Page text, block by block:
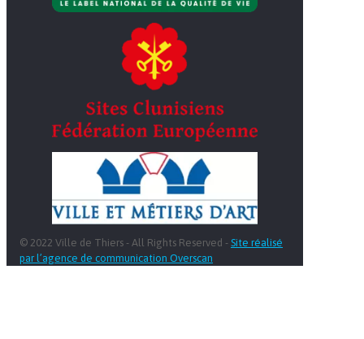
© 2022 Ville de Thiers - All Rights Reserved - Site réalisé
par l’agence de communication Overscan